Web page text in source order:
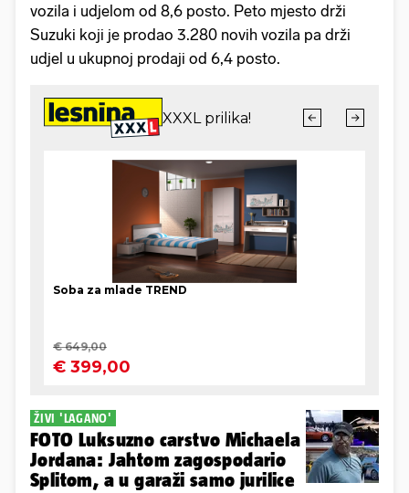
vozila i udjelom od 8,6 posto. Peto mjesto drži
Suzuki koji je prodao 3.280 novih vozila pa drži
udjel u ukupnoj prodaji od 6,4 posto.
ŽIVI 'LAGANO'
FOTO Luksuzno carstvo Michaela
Jordana: Jahtom zagospodario
Splitom, a u garaži samo jurilice